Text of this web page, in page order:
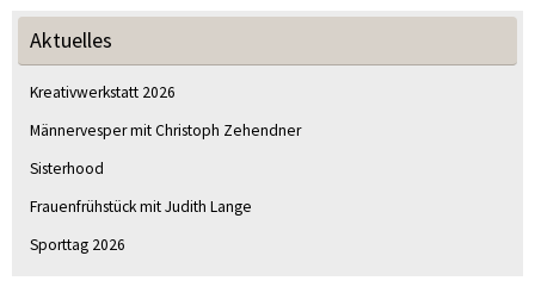
Aktuelles
Kreativwerkstatt 2026
Männervesper mit Christoph Zehendner
Sisterhood
Frauenfrühstück mit Judith Lange
Sporttag 2026